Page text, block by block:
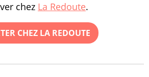
chez La Redoute.
CHEZ LA REDOUTE